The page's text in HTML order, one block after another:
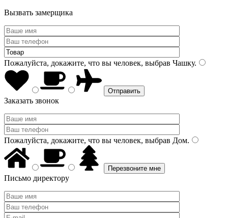
Вызвать замерщика
Пожалуйста, докажите, что вы человек, выбрав Чашку.
Заказать звонок
Пожалуйста, докажите, что вы человек, выбрав Дом.
Письмо директору